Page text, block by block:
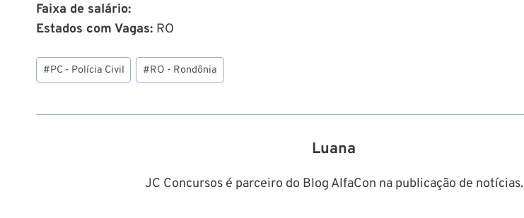
Faixa de salário:
Estados com Vagas: RO
Tags
do
#PC - Polícia Civil #RO - Rondônia
Luana
JC Concursos é parceiro do Blog AlfaCon na publicação de notícias.